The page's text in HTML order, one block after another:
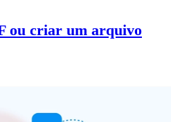
ou criar um arquivo